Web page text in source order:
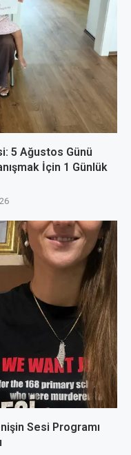
5 Ağustos Günü
İçin 1 Günlük
Sesi Programı